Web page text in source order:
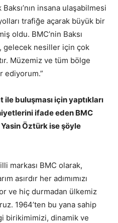
insana ulaşabilmesi
trafiğe açarak büyük bir
oldu. BMC’nin Baksı
gelecek nesiller için çok
Müzemiz ve tüm bölge
ediyorum.”
ile buluşması için yaptıkları
ifade eden BMC
Öztürk ise şöyle
markası BMC olarak,
asırdır her adımımızı
ve hiç durmadan ülkemiz
1964’ten bu yana sahip
birikimimizi, dinamik ve